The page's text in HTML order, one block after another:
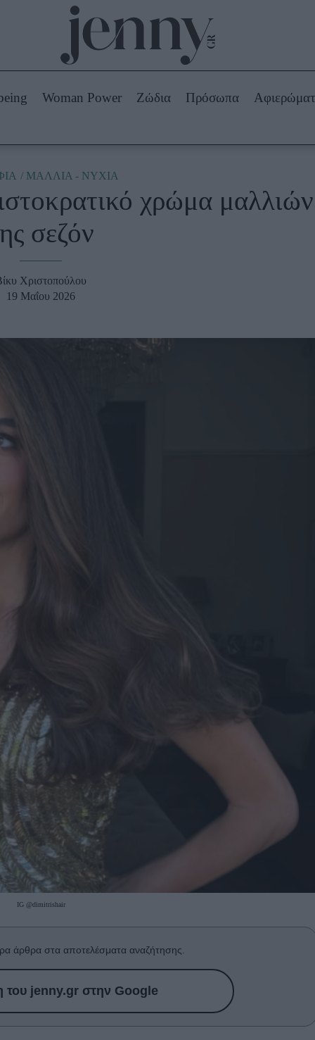
Beauty -
Ομορφιά
Skincare
Μακιγιάζ
Ζώδια
Woman Power Ζώδια Πρόσωπα
ΜΑΛΛΙΑ - ΝΥΧΙΑ
χρώμα μαλλιών
σεζόν
Χριστοπούλου
19 Μαΐου 2026
IG @dimitrishair
άρθρα στα αποτελέσματα αναζήτησης.
του jenny.gr στην Google